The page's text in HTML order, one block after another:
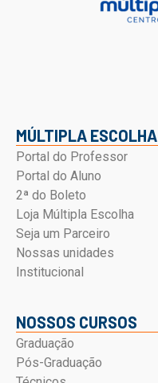
MÚLTIPLA ESCOLHA
Portal do Professor
Portal do Aluno
2ª do Boleto
Loja Múltipla Escolha
Seja um Parceiro
Nossas unidades
Institucional
NOSSOS CURSOS
Graduação
Pós-Graduação